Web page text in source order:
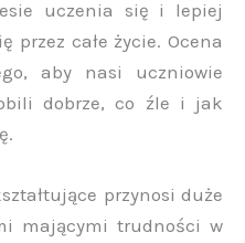
uczenia się i lepiej
przez całe życie. Ocena
aby nasi uczniowie
dobrze, co źle i jak
przynosi duże
mającymi trudności w